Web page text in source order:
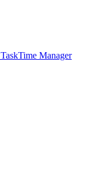
TaskTime Manager